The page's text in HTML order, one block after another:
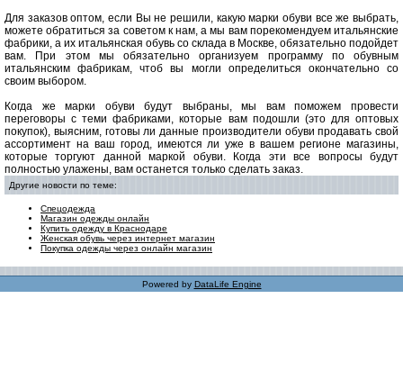
Для заказов оптом, если Вы не решили, какую марки обуви все же выбрать,
можете обратиться за советом к нам, а мы вам порекомендуем итальянские
фабрики, а их итальянская обувь со склада в Москве, обязательно подойдет
вам. При этом мы обязательно организуем программу по обувным
итальянским фабрикам, чтоб вы могли определиться окончательно со
своим выбором.
Когда же марки обуви будут выбраны, мы вам поможем провести
переговоры с теми фабриками, которые вам подошли (это для оптовых
покупок), выясним, готовы ли данные производители обуви продавать свой
ассортимент на ваш город, имеются ли уже в вашем регионе магазины,
которые торгуют данной маркой обуви. Когда эти все вопросы будут
полностью улажены, вам останется только сделать заказ.
Другие новости по теме:
Спецодежда
Магазин одежды онлайн
Купить одежду в Краснодаре
Женская обувь через интернет магазин
Покупка одежды через онлайн магазин
Powered by DataLife Engine